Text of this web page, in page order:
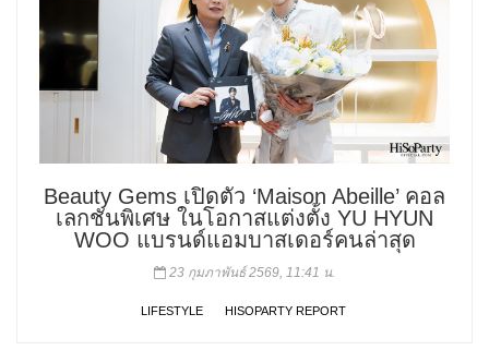
Beauty Gems เปิดตัว ‘Maison Abeille’ คอล
เลกชันพิเศษ ในโอกาสแต่งตั้ง YU HYUN
WOO แบรนด์แอมบาสเดอร์คนล่าสุด
23 กุมภาพันธ์ 2569, 11:41 น.
LIFESTYLE HISOPARTY REPORT